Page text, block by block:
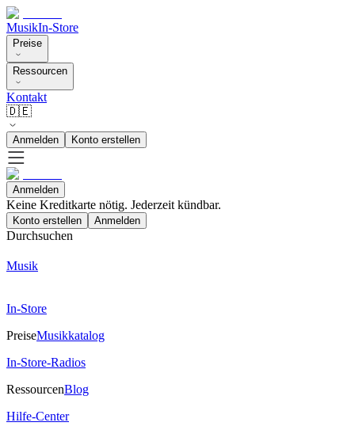
MusikIn-Store
Preise
Ressourcen
Kontakt
🇩🇪
Anmelden Konto erstellen
Anmelden
Keine Kreditkarte nötig. Jederzeit kündbar.
Konto erstellen Anmelden
Durchsuchen
Musik
In-Store
PreiseMusikkatalog
In-Store-Radios
RessourcenBlog
Hilfe-Center